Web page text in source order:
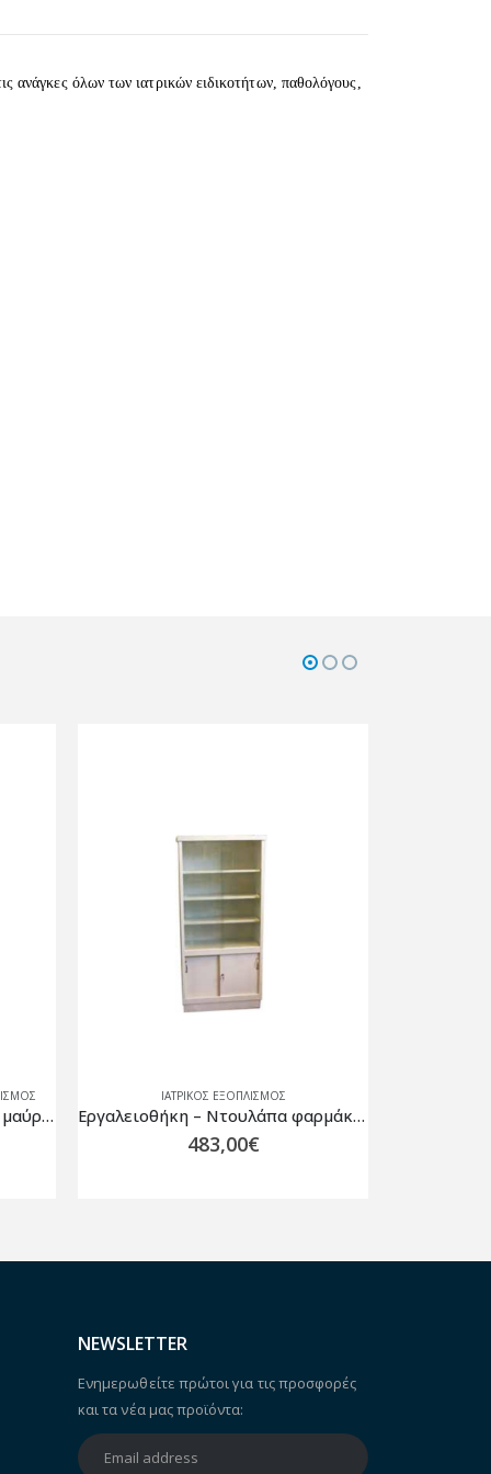
ανάγκες όλων των ιατρικών ειδικοτήτων, παθολόγους,
Ωτοσκόπιο Pen-Scope Riester μαύρο σε θήκη
ΙΑΤΡΙΚΟΣ ΕΞΟΠΛΙΣΜΟΣ
Εργαλειοθήκη – Ντουλάπα φαρμάκων
483,00€
NEWSLETTER
Ενημερωθείτε πρώτοι για τις προσφορές
και τα νέα μας προϊόντα: